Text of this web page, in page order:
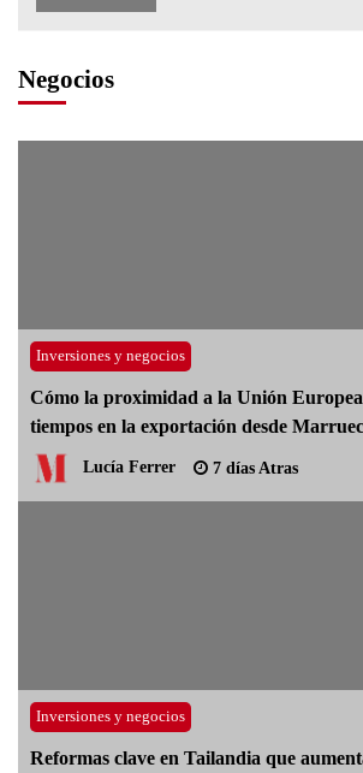
Negocios
Inversiones y negocios
Cómo la proximidad a la Unión Europea
tiempos en la exportación desde
Lucía Ferrer 7 días Atras
Inversiones y negocios
Reformas clave en Tailandia que